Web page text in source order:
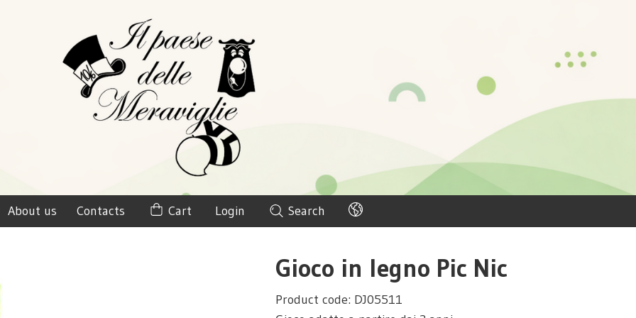
About us Contacts Cart Login Search
Gioco in legno Pic Nic
Product code: DJ05511